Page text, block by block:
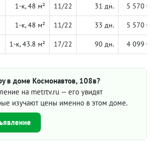
1-к, 48 м² 11/22 31 дн. 5 570
1-к, 48 м² 11/22 33 дн. 5 570
1-к, 43.8 м² 17/22 90 дн. 4 099
в доме Космонавтов, 108в?
на metrtv.ru — его увидят
изучают цены именно в этом доме.